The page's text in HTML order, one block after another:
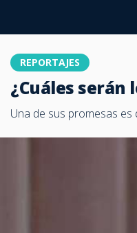
REPORTAJES
¿Cuáles serán
Una de sus promesas